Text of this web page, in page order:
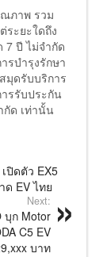
ภาพ รวม
ระยะใดถึง
7 ปี ไม่จำกัด
รบำรุงรักษา
มุดรับบริการ
รรับประกัน
ด เท่านั้น
ปิดตัว EX5
ด EV ไทย
Next:
บุก Motor
C5 EV
บาท